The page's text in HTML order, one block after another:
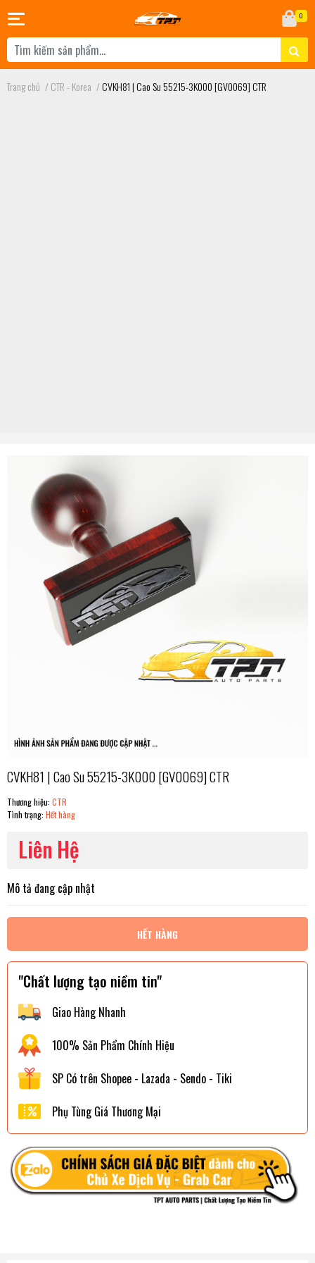
0
Trang chủ /CTR - Korea /CVKH81 | Cao Su 55215-3K000 [GV0069] CTR
CVKH81 | Cao Su 55215-3K000 [GV0069] CTR
Thương hiệu: CTR
Tình trạng: Hết hàng
Liên Hệ
Mô tả đang cập nhật
HẾT HÀNG
"Chất lượng tạo niềm tin"
Giao Hàng Nhanh
100% Sản Phẩm Chính Hiệu
SP Có trên Shopee - Lazada - Sendo - Tiki
Phụ Tùng Giá Thương Mại